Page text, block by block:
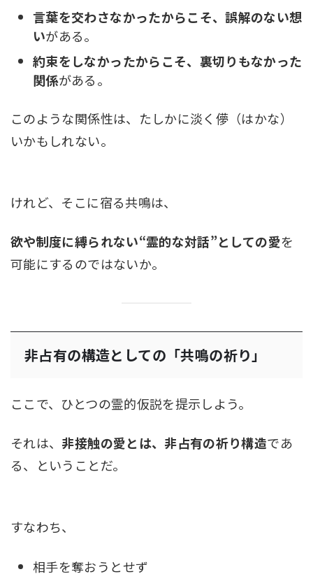
言葉を交わさなかったからこそ、誤解のない想
いがある。
約束をしなかったからこそ、裏切りもなかった
関係がある。
このような関係性は、たしかに淡く儚（はかな）
いかもしれない。
けれど、そこに宿る共鳴は、
欲や制度に縛られない“霊的な対話”としての愛を
可能にするのではないか。
非占有の構造としての「共鳴の祈り」
ここで、ひとつの霊的仮説を提示しよう。
それは、非接触の愛とは、非占有の祈り構造であ
る、ということだ。
すなわち、
相手を奪おうとせず